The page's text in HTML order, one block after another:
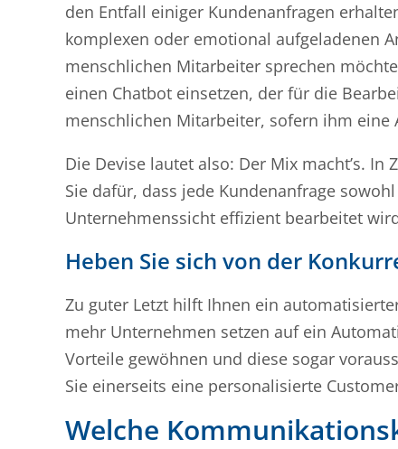
den Entfall einiger Kundenanfragen
komplexen oder emotional aufgeladenen
menschlichen Mitarbeiter sprechen
einen Chatbot einsetzen, der für die
menschlichen Mitarbeiter, sofern ihm eine
Die Devise lautet also: Der Mix macht’s.
Sie dafür, dass jede Kundenanfrage
Unternehmenssicht effizient bearbeitet
Heben Sie sich von der
Zu guter Letzt hilft Ihnen ein
mehr Unternehmen setzen auf ein
Vorteile gewöhnen und diese sogar
Sie einerseits eine personalisierte
Welche